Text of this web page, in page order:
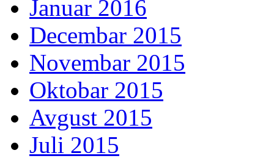
Januar 2016
Decembar 2015
Novembar 2015
Oktobar 2015
Avgust 2015
Juli 2015